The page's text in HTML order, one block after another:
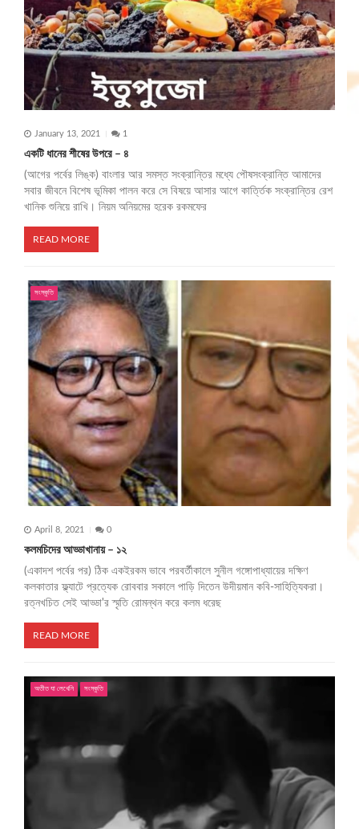
i
o
January 13, 2021 1
একটি ধানের শীষের উপরে – ৪
(আগের পর্বের লিঙ্ক) বাংলার আর সমস্ত সংক্রান্তির মধ্যে পৌষসংক্রান্তি আমাদের
সবার জীবনে বিশেষ ভূমিকা পালন করে সে বিষয়ে আসার আগে কার্ত্তিক সংক্রান্তির রেশ
খানিক শুনিয়ে রাখি। নিয়ম অনিয়মের হরেক রকমফের
READ MORE
সংস্কৃতি
April 8, 2021 0
কলমচিদের আড্ডাখানায় – ১২
(একাদশ পর্বের পর) ঠিক একইরকম ভাবে পরবর্তীকালে সুনীল গঙ্গোপাধ্যায়ের দক্ষিণ
কলকাতার ফ্ল্যাটে প্রত্যেক রোববার সকালে পাড়ি দিতেন উদীয়মান কবি-সাহিত্যিকরা।
রত্নখচিত সেই আড্ডা'র স্মৃতি রোমন্থন করে কলম ধরেছ
READ MORE
অতীত যা লেখেনি সংস্কৃতি